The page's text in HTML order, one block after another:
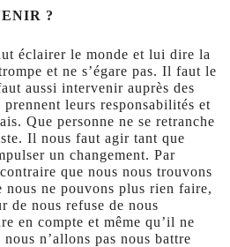
?
éclairer le monde et lui dire la
et ne s’égare pas. Il faut le
aussi intervenir auprès des
leurs responsabilités et
Que personne ne se retranche
Il nous faut agir tant que
un changement. Par
que nous nous trouvons
nous ne pouvons plus rien faire,
de nous refuse de nous
en compte et même qu’il ne
n’allons pas nous battre